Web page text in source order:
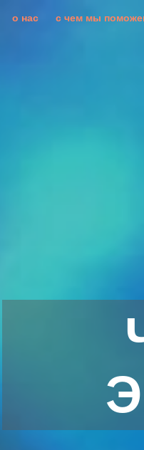
о нас с чем мы